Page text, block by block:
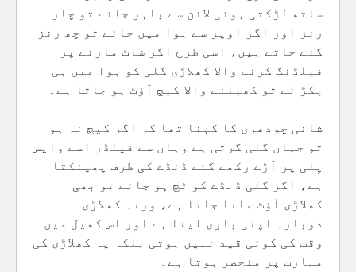
ساتھ لڑکتی ہوئی لائن سے باہر جائے تو چار
رنز اور اگر اوپر سے ہوا میں جائے تو چھ رنز
گنے جاتے ہیں، اسی طرح اگر شاٹ مارنے پر
فیلڈنگ کرنے والا کھلاڑی گلی کو ہوا میں ہی
پکڑ لے تو کھیلنے والا کیچ آؤٹ ہو جاتا ہے۔
شانی چودھری کا کہنا تھا کہ اگر کیچ نہ ہو
تو جہاں گلی گرتی ہے وہاں سے فیلڈر اسے واپس
پِلی پر آڑے رکھے گئے ڈنڈے کی طرف پھینکتا
ہے، اگر گلی ڈنڈے کو ٹچ ہو جائے تو بھی
کھلاڑی آؤٹ مانا جاتا ہے، ورنہ کھلاڑی
دوبارہ اپنی باری لیتا ہے اور اس کھیل میں
وقت کی کوئی قید نہیں ہوتی بلکہ یہ کھلاڑی کی
مہارت پر منحصر ہوتا ہے۔